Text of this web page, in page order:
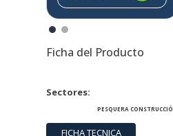
Ficha del Producto
Sectores
PESQUERA